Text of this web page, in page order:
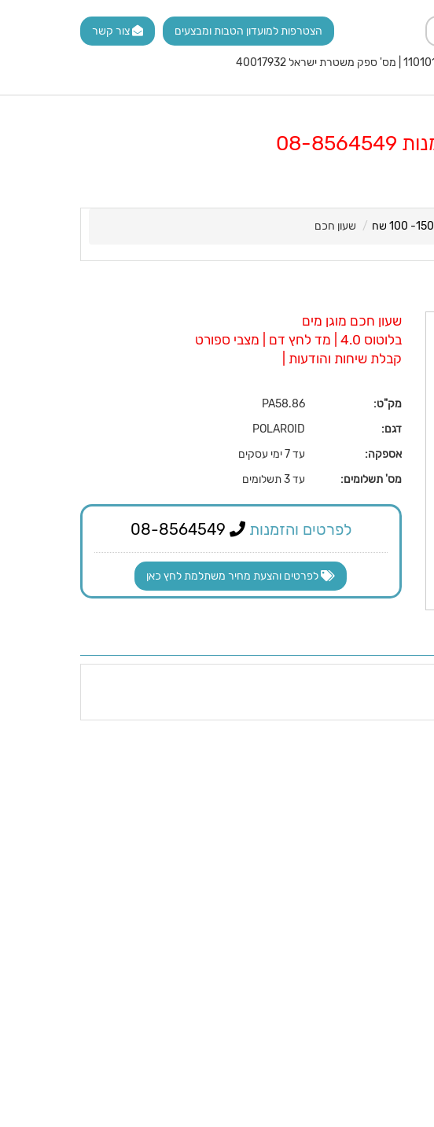
צור קשר הצטרפות למועדון הטבות ומבצעים
שעון חכם
שעון חכם מוגן מים
בלוטוס 4.0 | מד לחץ דם | מצבי ספורט
קבלת שיחות והודעות |
מק"ט:
PA58.86
דגם:
POLAROID
אספקה:
עד 7 ימי עסקים
מס' תשלומים:
עד 3 תשלומים
לפרטים והזמנות
לפרטים והצעת מחיר משתלמת לחץ כאן